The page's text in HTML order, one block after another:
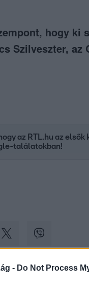
- Do Not Process
hogy ki
Szilveszter, az
az RTL.hu az elsők
találatokban!
és értesülj a friss